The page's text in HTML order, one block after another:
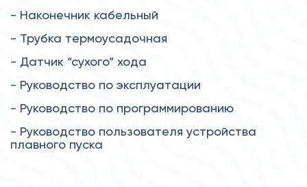
- Наконечник кабельный
- Трубка термоусадочная
- Датчик “сухого” хода
- Руководство по эксплуатации
- Руководство по программированию
- Руководство пользователя устройства
плавного пуска